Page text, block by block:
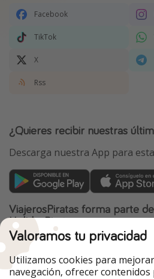
Facebook
TikTok
X
Rss
¿Quieres recibir nuestras
Descarga nuestra App para
ViajerosPiratas forma parte
HolidayPirates
Nuestros mercados
PiratinViaggio
VakantiePiraten
Valoramos tu privacidad
Utilizamos cookies para
navegación, ofrecer contenidos